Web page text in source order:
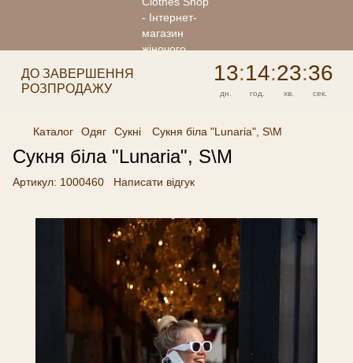
ДО ЗАВЕРШЕННЯ
РОЗПРОДАЖУ
13:14:23:36
дн. год. хв. сек.
Каталог Одяг Сукні Сукня біла "Lunaria", S\M
Сукня біла "Lunaria", S\M
Артикул: 1000460 Написати відгук